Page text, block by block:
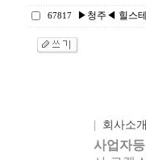
67817 ▶청주◀ 힐스테
회사소개
사업자